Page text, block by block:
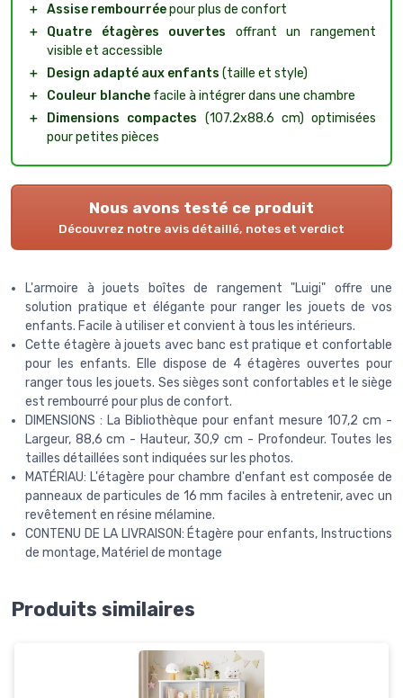
＋ Assise rembourréepour plus de confort
＋
Quatre étagères ouvertes offrant un rangement
visible et accessible
＋
Design adapté aux enfants (taille et style)
＋
Couleur blanche facile à intégrer dans une chambre
＋
Dimensions compactes (107.2x88.6 cm) optimisées
pour petites pièces
Nous avons testé ce produit
Découvrez notre avis détaillé, notes et verdict
L'armoire à jouets boîtes de rangement "Luigi" offre une
solution pratique et élégante pour ranger les jouets de vos
enfants. Facile à utiliser et convient à tous les intérieurs.
Cette étagère à jouets avec banc est pratique et confortable
pour les enfants. Elle dispose de 4 étagères ouvertes pour
ranger tous les jouets. Ses sièges sont confortables et le siège
est rembourré pour plus de confort.
DIMENSIONS : La Bibliothèque pour enfant mesure 107,2 cm -
Largeur, 88,6 cm - Hauteur, 30,9 cm - Profondeur. Toutes les
tailles détaillées sont indiquées sur les photos.
MATÉRIAU: L'étagère pour chambre d'enfant est composée de
panneaux de particules de 16 mm faciles à entretenir, avec un
revêtement en résine mélamine.
CONTENU DE LA LIVRAISON: Étagère pour enfants, Instructions
de montage, Matériel de montage
Produits similaires